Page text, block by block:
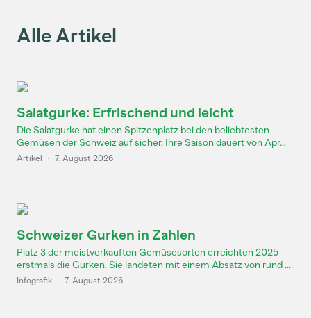
Alle Artikel
Salatgurke: Erfrischend und leicht
Die Salatgurke hat einen Spitzenplatz bei den beliebtesten
Gemüsen der Schweiz auf sicher. Ihre Saison dauert von Apr...
Artikel · 7. August 2026
Schweizer Gurken in Zahlen
Platz 3 der meistverkauften Gemüsesorten erreichten 2025
erstmals die Gurken. Sie landeten mit einem Absatz von rund ...
Infografik · 7. August 2026